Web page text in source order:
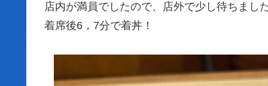
店内が満員でしたので、店外で少し待ちまし
着席後6，7分で着丼！